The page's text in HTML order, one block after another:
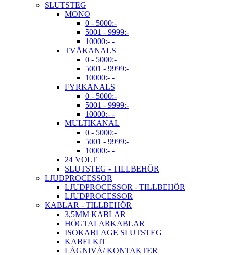
SLUTSTEG
MONO
0 - 5000:-
5001 - 9999:-
10000:- -
TVÅKANALS
0 - 5000:-
5001 - 9999:-
10000:- -
FYRKANALS
0 - 5000:-
5001 - 9999:-
10000:- -
MULTIKANAL
0 - 5000:-
5001 - 9999:-
10000:- -
24 VOLT
SLUTSTEG - TILLBEHÖR
LJUDPROCESSOR
LJUDPROCESSOR - TILLBEHÖR
LJUDPROCESSOR
KABLAR - TILLBEHÖR
3,5MM KABLAR
HÖGTALARKABLAR
ISOKABLAGE SLUTSTEG
KABELKIT
LÅGNIVÅ/ KONTAKTER